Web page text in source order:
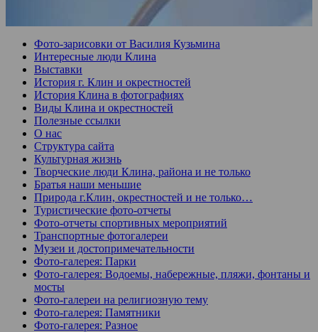
Фото-зарисовки от Василия Кузьмина
Интересные люди Клина
Выставки
История г. Клин и окрестностей
История Клина в фотографиях
Виды Клина и окрестностей
Полезные ссылки
О нас
Структура сайта
Культурная жизнь
Творческие люди Клина, района и не только
Братья наши меньшие
Природа г.Клин, окрестностей и не только…
Туристические фото-отчеты
Фото-отчеты спортивных мероприятий
Транспортные фотогалереи
Музеи и достопримечательности
Фото-галерея: Парки
Фото-галерея: Водоемы, набережные, пляжи, фонтаны и
мосты
Фото-галереи на религиозную тему
Фото-галерея: Памятники
Фото-галерея: Разное